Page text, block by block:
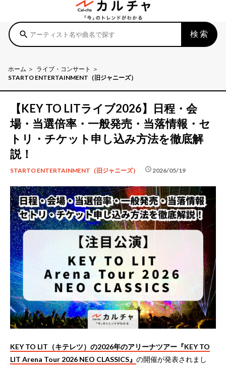
search 検索
ホーム
ライブ・コンサート
STARTO ENTERTAINMENT（旧ジャニーズ）
【KEY TO LITライブ2026】日程・会
場・当選倍率・一般発売・当落情報・セ
トリ・チケット申し込み方法を徹底解
説！
STARTO ENTERTAINMENT（旧ジャニーズ） schedule 2026/05/19
KEY TO LIT（キテレツ）の2026年のアリーナツアー『KEY TO
LIT Arena Tour 2026 NEO CLASSICS』 の開催が発表されまし